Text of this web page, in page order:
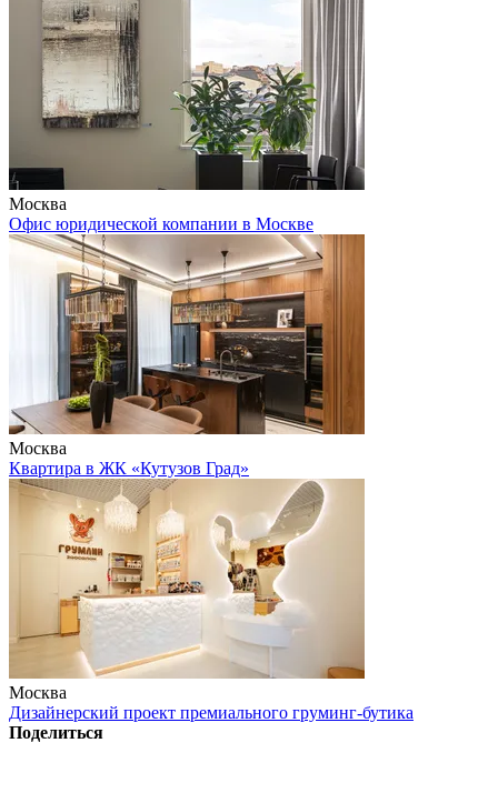
Москва
Офис юридической компании в Москве
Москва
Квартира в ЖК «Кутузов Град»
Москва
Дизайнерский проект премиального груминг-бутика
Поделиться